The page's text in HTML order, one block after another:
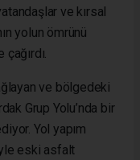
ve kırsal
yolun ömrünü
ve bölgedeki
Grup Yolu’nda bir
Yol yapım
eski asfalt